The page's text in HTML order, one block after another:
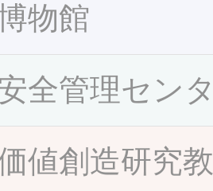
物館
全管理セン
値創造研究